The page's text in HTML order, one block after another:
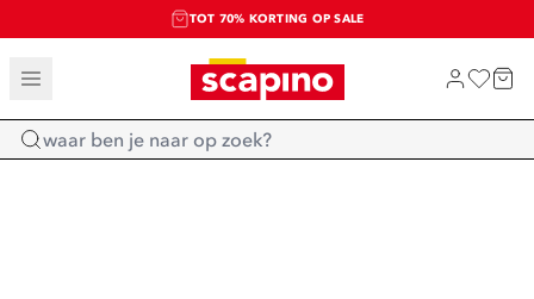
TOT 70% KORTING OP SALE
SALE: LAATSTE KANS!
SHOP NIEUW
Home